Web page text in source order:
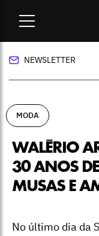
entre musas e amigos
NEWSLETTER
MODA
WALÉRIO
30 ANOS DE
MUSAS E
No último dia da